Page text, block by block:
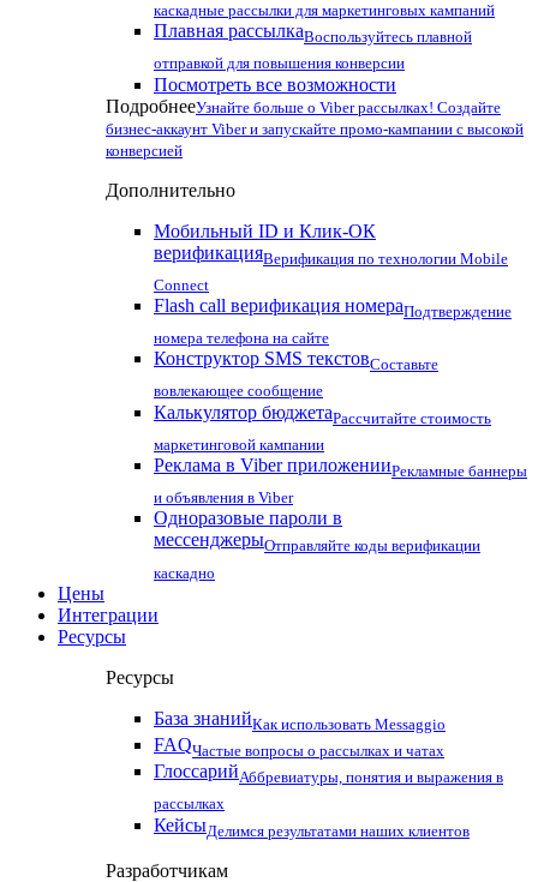
каскадные рассылки для маркетинговых кампаний
Плавная рассылкаВоспользуйтесь плавной
отправкой для повышения конверсии
Посмотреть все возможности
ПодробнееУзнайте больше о Viber рассылках! Создайте
бизнес-аккаунт Viber и запускайте промо-кампании с высокой
конверсией
Дополнительно
Мобильный ID и Клик-ОК
верификацияВерификация по технологии Mobile
Connect
Flash call верификация номераПодтверждение
номера телефона на сайте
Конструктор SMS текстовСоставьте
вовлекающее сообщение
Калькулятор бюджетаРассчитайте стоимость
маркетинговой кампании
Реклама в Viber приложенииРекламные баннеры
и объявления в Viber
Одноразовые пароли в
мессенджерыОтправляйте коды верификации
каскадно
Цены
Интеграции
Ресурсы
Ресурсы
База знанийКак использовать Messaggio
FAQЧастые вопросы о рассылках и чатах
ГлоссарийАббревиатуры, понятия и выражения в
рассылках
КейсыДелимся результатами наших клиентов
Разработчикам